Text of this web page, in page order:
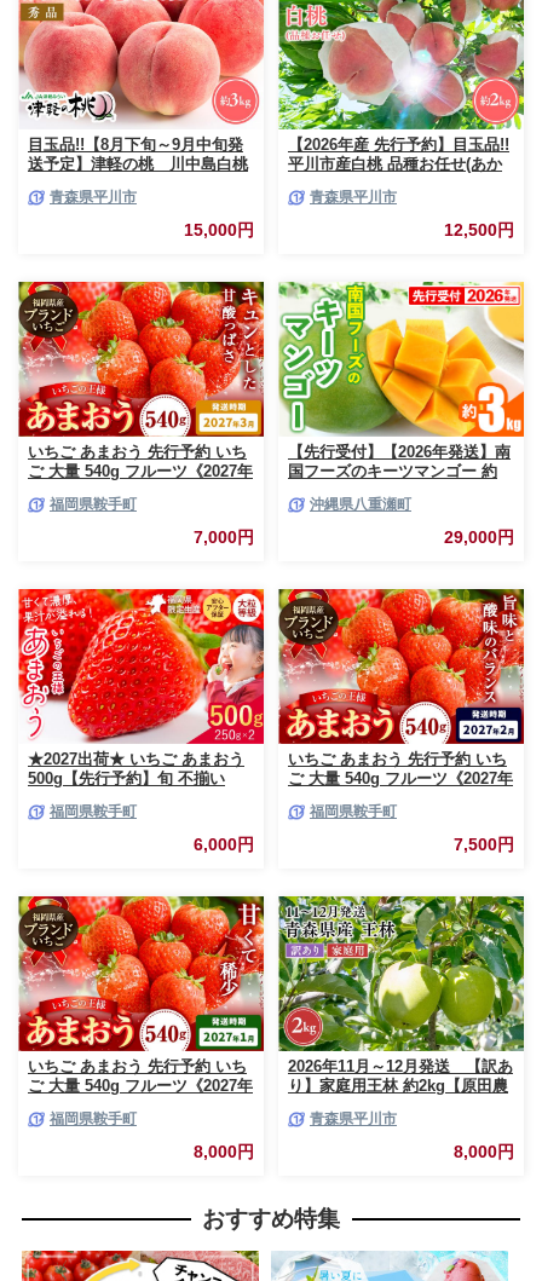
目玉品!!【8月下旬～9月中旬発
送予定】津軽の桃 川中島白桃
青森県平川市
15,000円
【2026年産 先行予約】目玉品!!
平川市産白桃 品種お任せ(あか
8玉)【今井農園】[hi-0064-003]
青森県平川市
12,500円
いちご あまおう 先行予約 いち
ご 大量 540g フルーツ《2027年
だもの 果物 福岡県 鞍手町【配
福岡県鞍手町
7,000円
【先行受付】【2026年発送】南
国フーズのキーツマンゴー 約
南国フルーツ 旬の味覚 沖縄県
産 国産マンゴー 希少種 オスス
沖縄県八重瀬町
29,000円
★2027出荷★ いちご あまおう
500g【先行予約】旬 不揃い
中旬-3月中旬頃出荷》福岡名産
品 果物 くだもの フルーツ いち
ご 苺 イチゴ【配送不可地域:離
福岡県鞍手町
6,000円
いちご あまおう 先行予約 いち
ご 大量 540g フルーツ《2027年
だもの 果物 福岡県 鞍手町【配
福岡県鞍手町
7,500円
いちご あまおう 先行予約 いち
ご 大量 540g フルーツ《2027年
だもの 果物 福岡県 鞍手町【配
福岡県鞍手町
8,000円
2026年11月～12月発送 【訳あ
り】家庭用王林 約2kg【原田農
りんご リンゴ 林檎 くだもの 果
青森県平川市
8,000円
おすすめ特集